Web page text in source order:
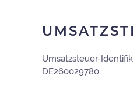
Umsatzsteuer-
DE260029780